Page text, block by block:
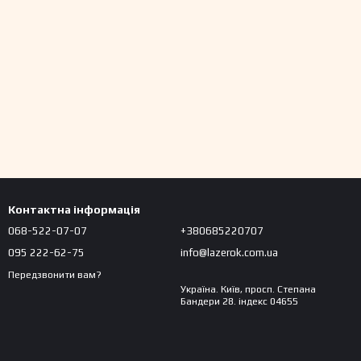
Контактна інформація
068-522-07-07
095 222-62-75
Передзвонити вам?
+380685220707
info@lazerok.com.ua
Україна. Київ, просп. Степана
Бандери 28. індекс 04655